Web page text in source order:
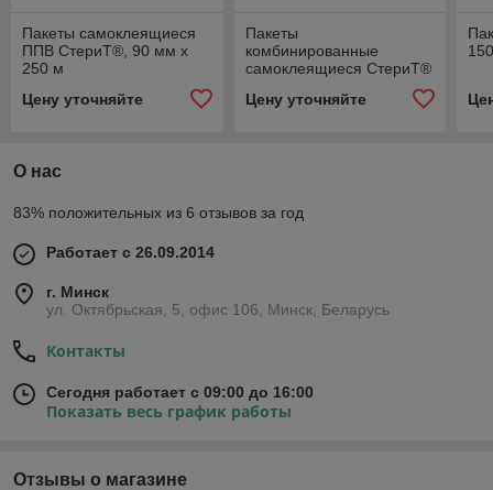
Пакеты самоклеящиеся
ППВ СтериТ®, 90 мм х
250 м
Цену уточняйте
Пакеты
комбинированные
самоклеящиеся СтериТ®
Цену уточняйте
О нас
83% положительных из 6 отзывов за год
Работает с 26.09.2014
г. Минск
ул. Октябрьская, 5, офис 106, Минск, Беларусь
Контакты
Сегодня работает с 09:00 до 16:00
Показать весь график работы
Отзывы о магазине